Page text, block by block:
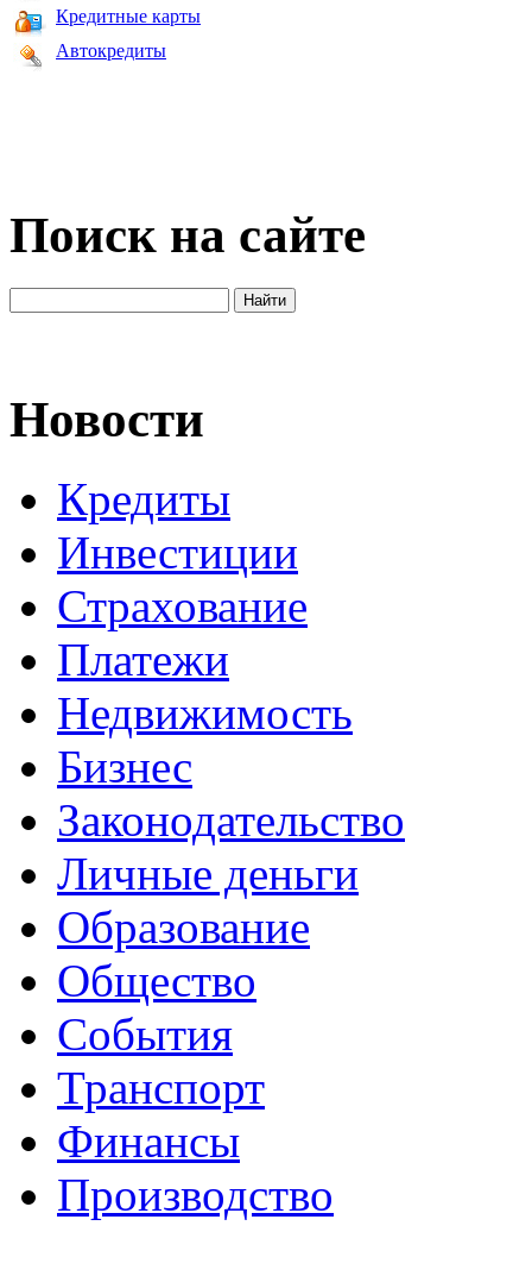
Кредитные карты
Автокредиты
Поиск на сайте
Новости
Кредиты
Инвестиции
Страхование
Платежи
Недвижимость
Бизнес
Законодательство
Личные деньги
Образование
Общество
События
Транспорт
Финансы
Производство